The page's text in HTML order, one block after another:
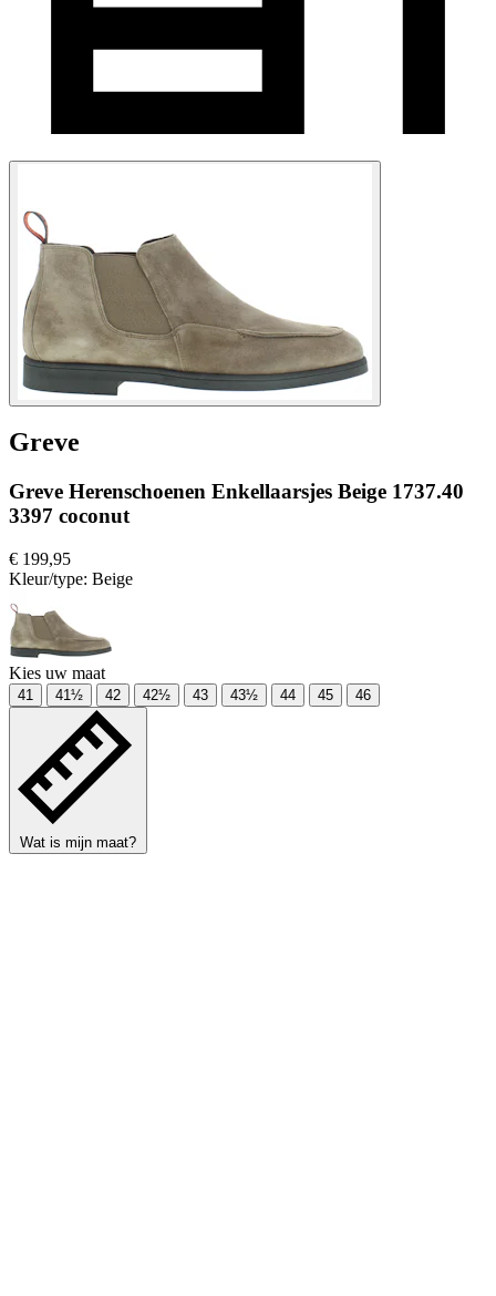
Greve
Greve Herenschoenen Enkellaarsjes Beige 1737.40
3397 coconut
€ 199,95
Kleur/type: Beige
Kies uw maat
41 41½ 42 42½ 43 43½ 44 45 46
Wat is mijn maat?